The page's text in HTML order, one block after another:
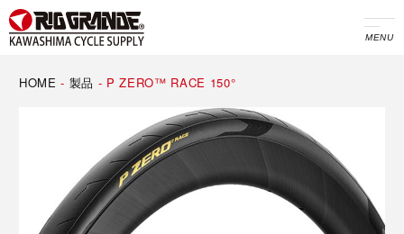
MENU
HOME - 製品 - P ZERO™ RACE 150°